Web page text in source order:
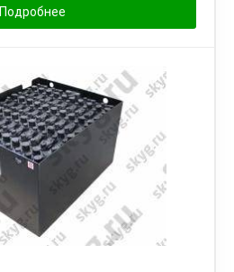
Подробнее